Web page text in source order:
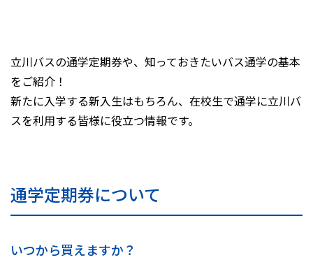
立川バスの通学定期券や、知っておきたいバス通学の基本
をご紹介！
新たに入学する新入生はもちろん、在校生で通学に立川バ
スを利用する皆様に役立つ情報です。
通学定期券について
いつから買えますか？